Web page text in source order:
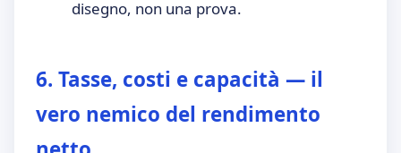
disegno, non una prova.
6. Tasse, costi e capacità — il
vero nemico del rendimento